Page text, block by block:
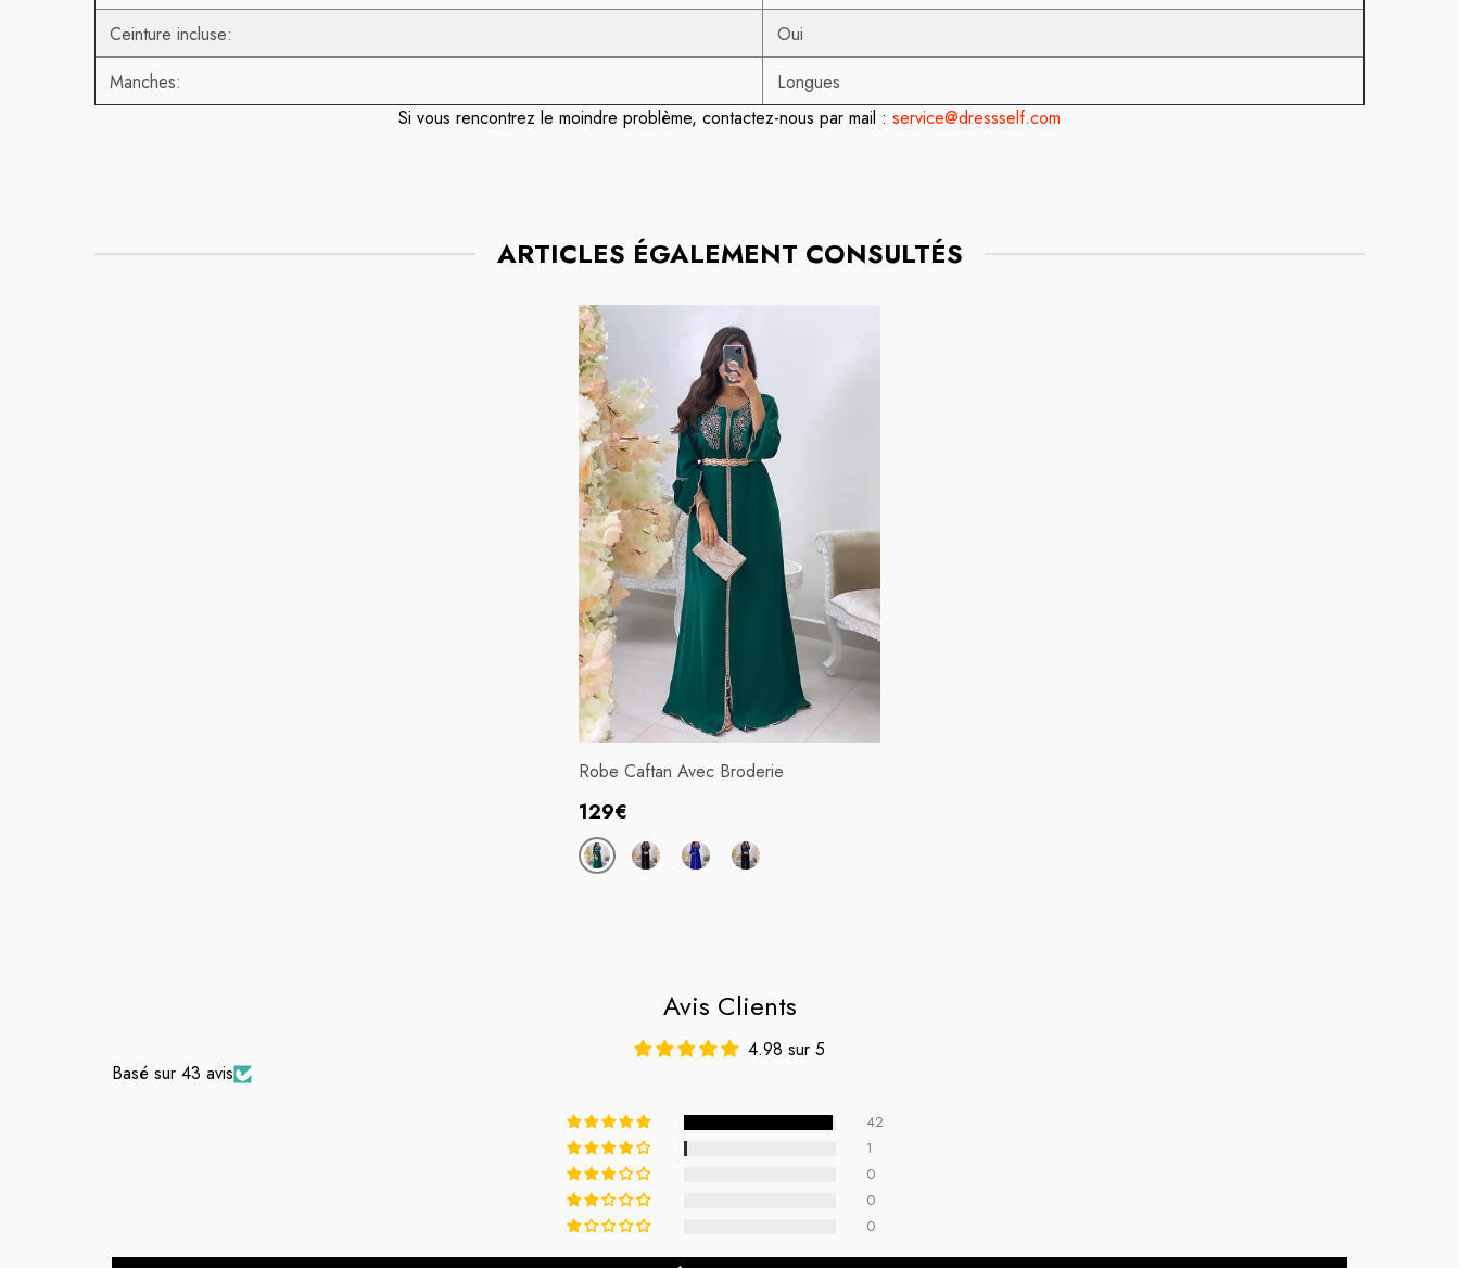
Ceinture incluse:
Oui
Manches:
Longues
Si vous rencontrez le moindre problème, contactez-nous par mail : service@dressself.com
ARTICLES ÉGALEMENT CONSULTÉS
Robe Caftan Avec Broderie
Prix
habituel
129€
Avis Clients
4.98 sur 5
Basé sur 43 avis
42
1
0
0
0